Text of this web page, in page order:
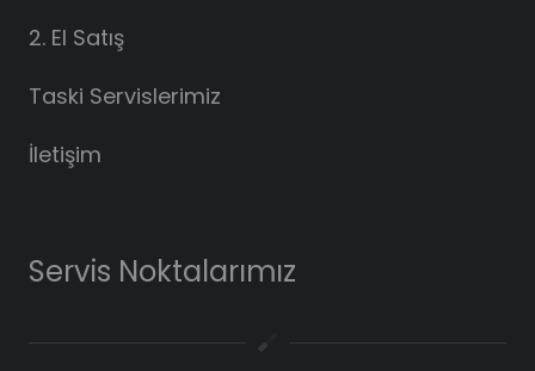
2. El Satış
Taski Servislerimiz
İletişim
Servis Noktalarımız